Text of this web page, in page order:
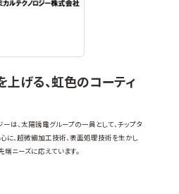
げる、虹色のコーティ
は、太陽誘電グループの一員として、チップタ
に、超微細加工技術、表面処理技術を生かし
ニーズに応えています。